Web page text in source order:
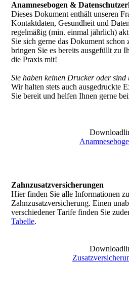
Anamnesebogen &
Dieses Dokument enthält unseren
Kontaktdaten, Gesundheit und
regelmäßig (min. einmal jährlich)
Sie sich gerne das Dokument schon
bringen Sie es bereits ausgefüllt zu
die Praxis mit!
Sie haben keinen Drucker oder
Wir halten stets auch ausgedruckte
Sie bereit und helfen Ihnen gerne
Zahnzusatzversicherungen
Hier finden Sie alle Informationen
Zahnzusatzversicherung. Einen
verschiedener Tarife finden Sie
Tabelle.